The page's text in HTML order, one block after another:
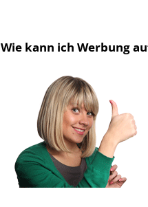
Wie kann ich Werbung